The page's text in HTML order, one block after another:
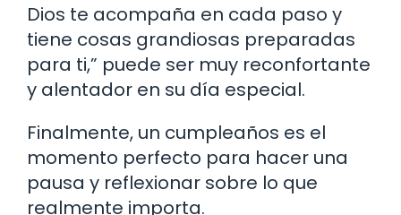
Dios te acompaña en cada paso y
tiene cosas grandiosas preparadas
para ti,” puede ser muy reconfortante
y alentador en su día especial.
Finalmente, un cumpleaños es el
momento perfecto para hacer una
pausa y reflexionar sobre lo que
realmente importa.